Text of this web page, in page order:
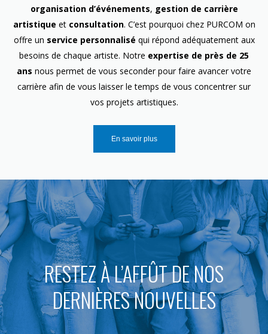
organisation d’événements, gestion de carrière
artistique etconsultation. C’est pourquoi chez PURCOM on
offre un service personnalisé qui répond adéquatement aux
besoins de chaque artiste. Notre expertise de près de 25
ans nous permet de vous seconder pour faire avancer votre
carrière afin de vous laisser le temps de vous concentrer sur
vos projets artistiques.
En savoir plus
RESTEZ À L’AFFÛT DE NOS
DERNIÈRES NOUVELLES